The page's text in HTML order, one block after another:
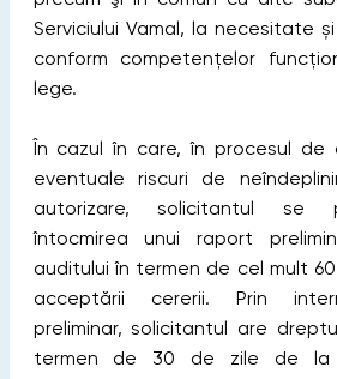
Serviciului Vamal, la necesitate
conform competenţelor
lege.
În cazul în care, în procesul de
eventuale riscuri de
autorizare, solicitantul se
întocmirea unui raport
auditului în termen de cel mult
acceptării cererii. Prin
preliminar, solicitantul are
termen de 30 de zile de la